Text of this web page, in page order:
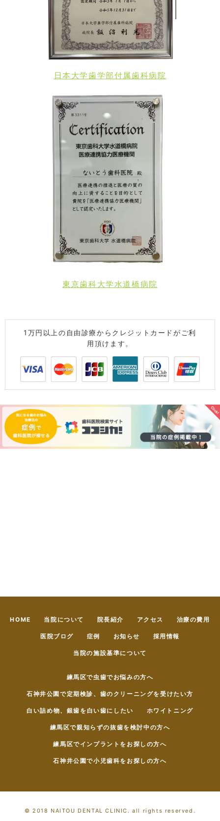
日本大学歯学部付属歯科病院
東京歯科大学水道橋病院
1万円以上の自由診療からクレジットカードがご利
用頂けます。
HOME 当院について 院長紹介 アクセス 治療の費用
医院ブログ 症例 お知らせ 採用情報
当院の施設基準について
練馬区で虫歯でお悩みの方へ
石神井公園で定期検診、歯のクリーニングを受けたい方
白い詰め物、銀歯を白い歯にしたい ホワイトニング
練馬区で親知らずの抜歯を検討中の方へ
練馬区でインプラントをお探しの方へ
石神井公園で小児歯科をお探しの方へ
© 2018 NAITOU DENTAL CLINIC. all rights reserved.